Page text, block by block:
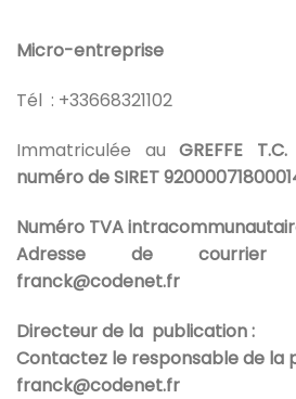
Micro-entreprise
Tél : +33668321102
Immatriculée au GREFFE
numéro deSIRET
Numéro TVA
Adresse de courrier
franck@codenet.fr
Directeur de la publication :
Contactez le responsable de la
franck@codenet.fr